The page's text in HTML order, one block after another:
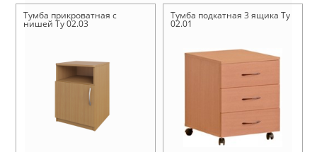
Тумба прикроватная с
нишей Ту 02.03
Тумба подкатная 3 ящика Ту
02.01